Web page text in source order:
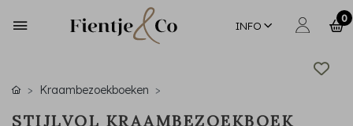
INFO
0
Kraambezoekboeken
STIJLVOL KRAAMBEZOEKBOEK